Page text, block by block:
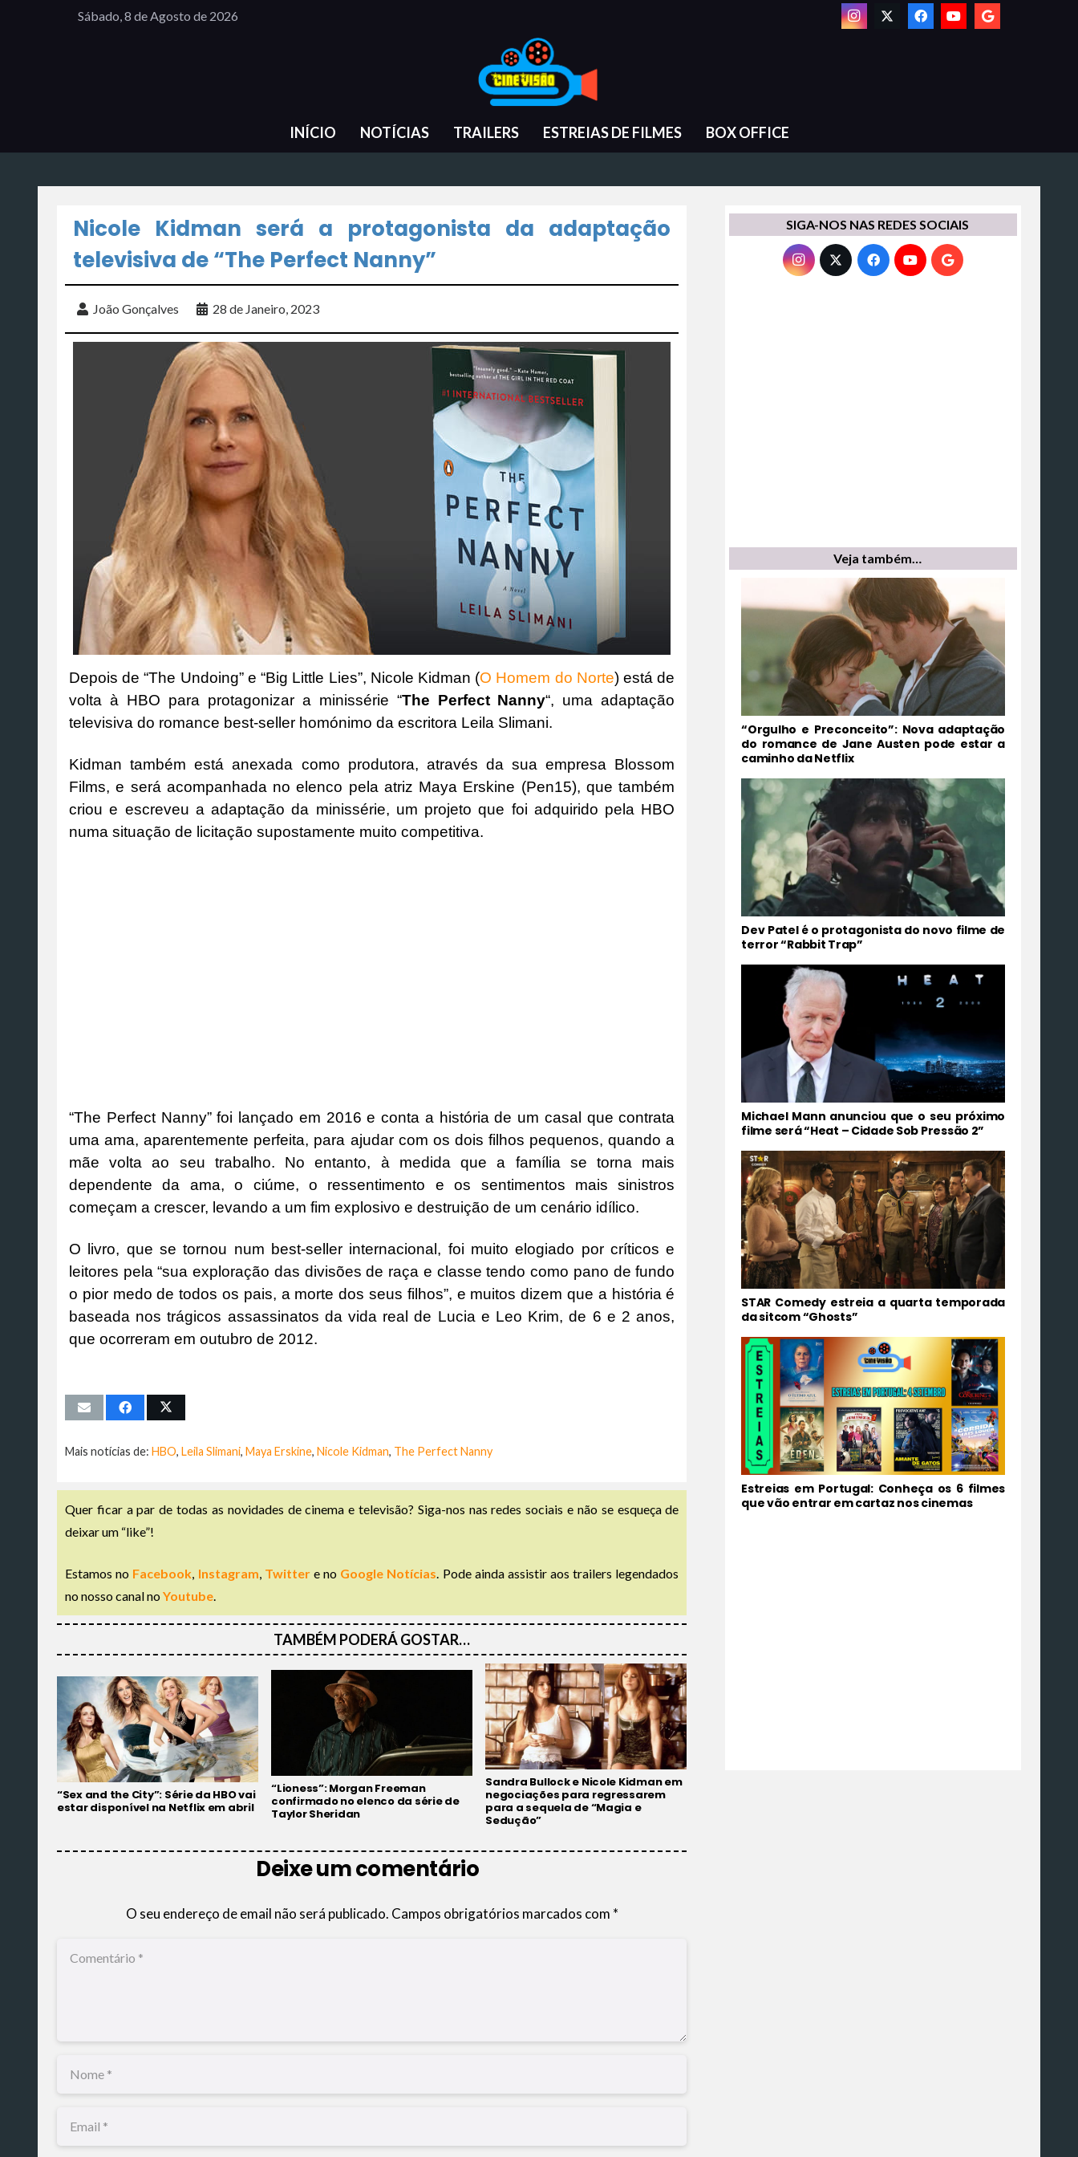
Sábado, 8 de Agosto de 2026
INÍCIO NOTÍCIAS TRAILERS ESTREIAS DE FILMES BOX OFFICE
Nicole Kidman será a protagonista da adaptação
televisiva de “The Perfect Nanny”
João Gonçalves 28 de Janeiro, 2023
Depois de “The Undoing” e “Big Little Lies”, Nicole Kidman (O Homem do Norte) está de
volta à HBO para protagonizar a minissérie “The Perfect Nanny“, uma adaptação
televisiva do romance best-seller homónimo da escritora Leila Slimani.
Kidman também está anexada como produtora, através da sua empresa Blossom
Films, e será acompanhada no elenco pela atriz Maya Erskine (Pen15), que também
criou e escreveu a adaptação da minissérie, um projeto que foi adquirido pela HBO
numa situação de licitação supostamente muito competitiva.
“The Perfect Nanny” foi lançado em 2016 e conta a história de um casal que contrata
uma ama, aparentemente perfeita, para ajudar com os dois filhos pequenos, quando a
mãe volta ao seu trabalho. No entanto, à medida que a família se torna mais
dependente da ama, o ciúme, o ressentimento e os sentimentos mais sinistros
começam a crescer, levando a um fim explosivo e destruição de um cenário idílico.
O livro, que se tornou num best-seller internacional, foi muito elogiado por críticos e
leitores pela “sua exploração das divisões de raça e classe tendo como pano de fundo
o pior medo de todos os pais, a morte dos seus filhos”, e muitos dizem que a história é
baseada nos trágicos assassinatos da vida real de Lucia e Leo Krim, de 6 e 2 anos,
que ocorreram em outubro de 2012.
Mais notícias de: HBO, Leila Slimani, Maya Erskine, Nicole Kidman, The Perfect Nanny
Quer ficar a par de todas as novidades de cinema e televisão? Siga-nos nas redes sociais e não se esqueça de
deixar um “like”!
Estamos no Facebook, Instagram, Twittere no Google Notícias. Pode ainda assistir aos trailers legendados
no nosso canal noYoutube.
TAMBÉM PODERÁ GOSTAR…
“Sex and the City”: Série da HBO vai
estar disponível na Netflix em abril
“Lioness”: Morgan Freeman
confirmado no elenco da série de
Taylor Sheridan
Sandra Bullock e Nicole Kidman em
negociações para regressarem
para a sequela de “Magia e
Sedução”
Deixe um comentário
O seu endereço de email não será publicado. Campos obrigatórios marcados com *
SIGA-NOS NAS REDES SOCIAIS
Veja também…
“Orgulho e Preconceito”: Nova adaptação
do romance de Jane Austen pode estar a
caminho da Netflix
Dev Patel é o protagonista do novo filme de
terror “Rabbit Trap”
Michael Mann anunciou que o seu próximo
filme será “Heat – Cidade Sob Pressão 2”
STAR Comedy estreia a quarta temporada
da sitcom “Ghosts”
Estreias em Portugal: Conheça os 6 filmes
que vão entrar em cartaz nos cinemas